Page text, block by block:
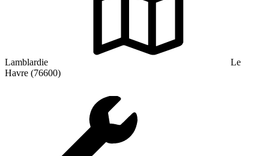
Lamblardie
Le
Havre (76600)